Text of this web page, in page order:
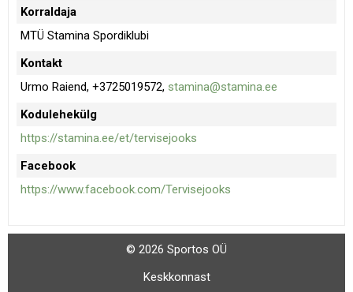
Korraldaja
MTÜ Stamina Spordiklubi
Kontakt
Urmo Raiend, +3725019572, stamina@stamina.ee
Kodulehekülg
https://stamina.ee/et/tervisejooks
Facebook
https://www.facebook.com/Tervisejooks
© 2026 Sportos OÜ
Keskkonnast